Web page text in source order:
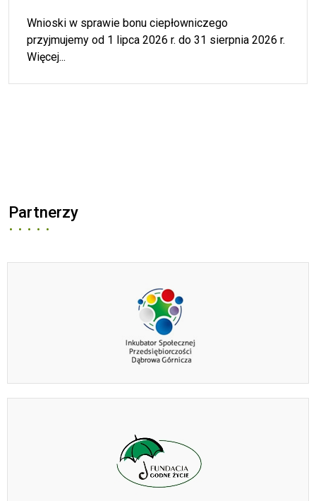
Wnioski w sprawie bonu ciepłowniczego
przyjmujemy od 1 lipca 2026 r. do 31 sierpnia 2026 r.
Więcej...
Partnerzy